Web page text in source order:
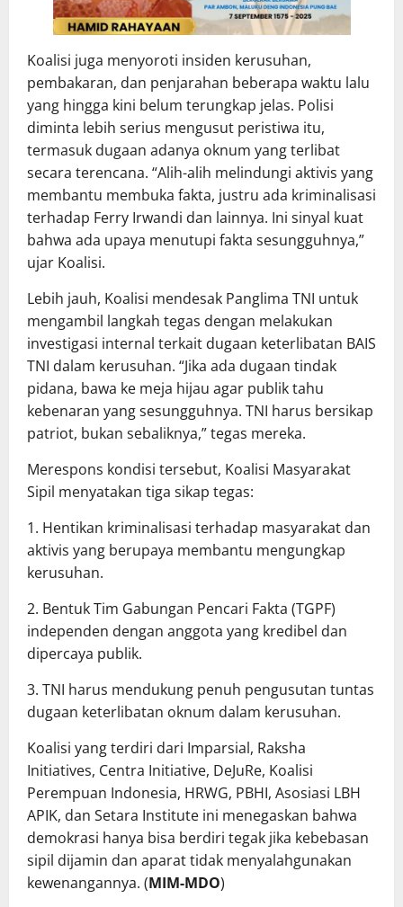
Koalisi juga menyoroti insiden kerusuhan,
pembakaran, dan penjarahan beberapa waktu lalu
yang hingga kini belum terungkap jelas. Polisi
diminta lebih serius mengusut peristiwa itu,
termasuk dugaan adanya oknum yang terlibat
secara terencana. “Alih-alih melindungi aktivis yang
membantu membuka fakta, justru ada kriminalisasi
terhadap Ferry Irwandi dan lainnya. Ini sinyal kuat
bahwa ada upaya menutupi fakta sesungguhnya,”
ujar Koalisi.
Lebih jauh, Koalisi mendesak Panglima TNI untuk
mengambil langkah tegas dengan melakukan
investigasi internal terkait dugaan keterlibatan BAIS
TNI dalam kerusuhan. “Jika ada dugaan tindak
pidana, bawa ke meja hijau agar publik tahu
kebenaran yang sesungguhnya. TNI harus bersikap
patriot, bukan sebaliknya,” tegas mereka.
Merespons kondisi tersebut, Koalisi Masyarakat
Sipil menyatakan tiga sikap tegas:
1. Hentikan kriminalisasi terhadap masyarakat dan
aktivis yang berupaya membantu mengungkap
kerusuhan.
2. Bentuk Tim Gabungan Pencari Fakta (TGPF)
independen dengan anggota yang kredibel dan
dipercaya publik.
3. TNI harus mendukung penuh pengusutan tuntas
dugaan keterlibatan oknum dalam kerusuhan.
Koalisi yang terdiri dari Imparsial, Raksha
Initiatives, Centra Initiative, DeJuRe, Koalisi
Perempuan Indonesia, HRWG, PBHI, Asosiasi LBH
APIK, dan Setara Institute ini menegaskan bahwa
demokrasi hanya bisa berdiri tegak jika kebebasan
sipil dijamin dan aparat tidak menyalahgunakan
kewenangannya. (MIM-MDO)